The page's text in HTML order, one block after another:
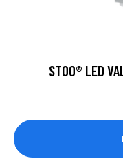
STOO® LED